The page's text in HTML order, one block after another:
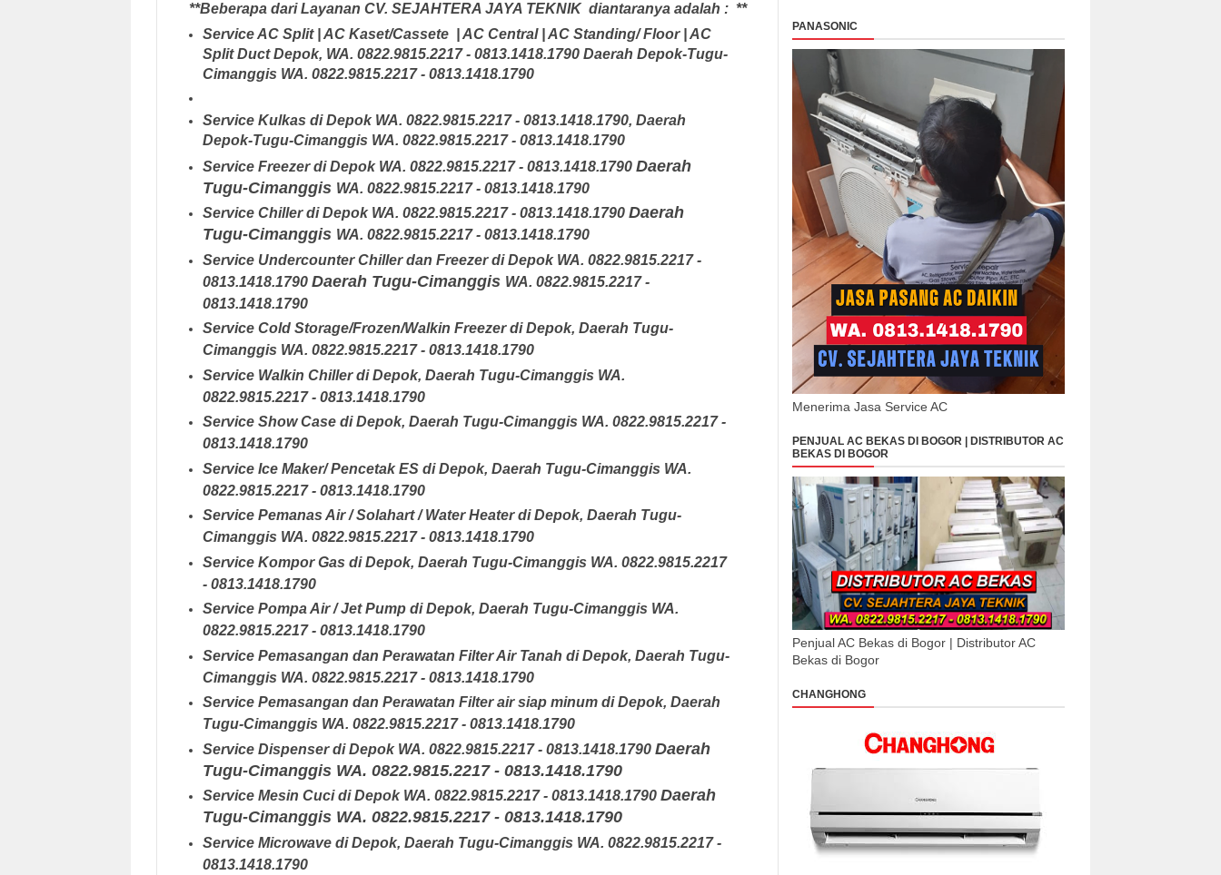
**Beberapa dari Layanan CV. SEJAHTERA JAYA TEKNIKdiantaranya adalah : **
Service AC Split | AC Kaset/Cassete | AC Central | AC Standing/ Floor | AC
Split Duct Depok, WA. 0822.9815.2217 - 0813.1418.1790 Daerah Depok-Tugu-
Cimanggis WA. 0822.9815.2217 - 0813.1418.1790
Service Kulkas di Depok WA. 0822.9815.2217 - 0813.1418.1790, Daerah
Depok-Tugu-Cimanggis WA. 0822.9815.2217 - 0813.1418.1790
Service Freezer di Depok WA. 0822.9815.2217 - 0813.1418.1790 Daerah
Tugu-Cimanggis WA. 0822.9815.2217 - 0813.1418.1790
Service Chiller di Depok WA. 0822.9815.2217 - 0813.1418.1790 Daerah
Tugu-Cimanggis WA. 0822.9815.2217 - 0813.1418.1790
Service Undercounter Chiller dan Freezer di Depok WA. 0822.9815.2217 -
0813.1418.1790 Daerah Tugu-Cimanggis WA. 0822.9815.2217 -
0813.1418.1790
Service Cold Storage/Frozen/Walkin Freezer di Depok, Daerah Tugu-
Cimanggis WA. 0822.9815.2217 - 0813.1418.1790
Service Walkin Chiller di Depok, Daerah Tugu-Cimanggis WA.
0822.9815.2217 - 0813.1418.1790
Service Show Case di Depok, Daerah Tugu-Cimanggis WA. 0822.9815.2217 -
0813.1418.1790
Service Ice Maker/ Pencetak ES di Depok, Daerah Tugu-Cimanggis WA.
0822.9815.2217 - 0813.1418.1790
Service Pemanas Air / Solahart / Water Heater di Depok, Daerah Tugu-
Cimanggis WA. 0822.9815.2217 - 0813.1418.1790
Service Kompor Gas di Depok, Daerah Tugu-Cimanggis WA. 0822.9815.2217
- 0813.1418.1790
Service Pompa Air / Jet Pump di Depok, Daerah Tugu-Cimanggis WA.
0822.9815.2217 - 0813.1418.1790
Service Pemasangan dan Perawatan Filter Air Tanah di Depok, Daerah Tugu-
Cimanggis WA. 0822.9815.2217 - 0813.1418.1790
Service Pemasangan dan Perawatan Filter air siap minum di Depok, Daerah
Tugu-Cimanggis WA. 0822.9815.2217 - 0813.1418.1790
Service Dispenser di Depok WA. 0822.9815.2217 - 0813.1418.1790 Daerah
Tugu-Cimanggis WA. 0822.9815.2217 - 0813.1418.1790
Service Mesin Cuci di Depok WA. 0822.9815.2217 - 0813.1418.1790 Daerah
Tugu-Cimanggis WA. 0822.9815.2217 - 0813.1418.1790
Service Microwave di Depok, Daerah Tugu-Cimanggis WA. 0822.9815.2217 -
0813.1418.1790
PANASONIC
Menerima Jasa Service AC
PENJUAL AC BEKAS DI BOGOR | DISTRIBUTOR AC
BEKAS DI BOGOR
Penjual AC Bekas di Bogor | Distributor AC
Bekas di Bogor
CHANGHONG